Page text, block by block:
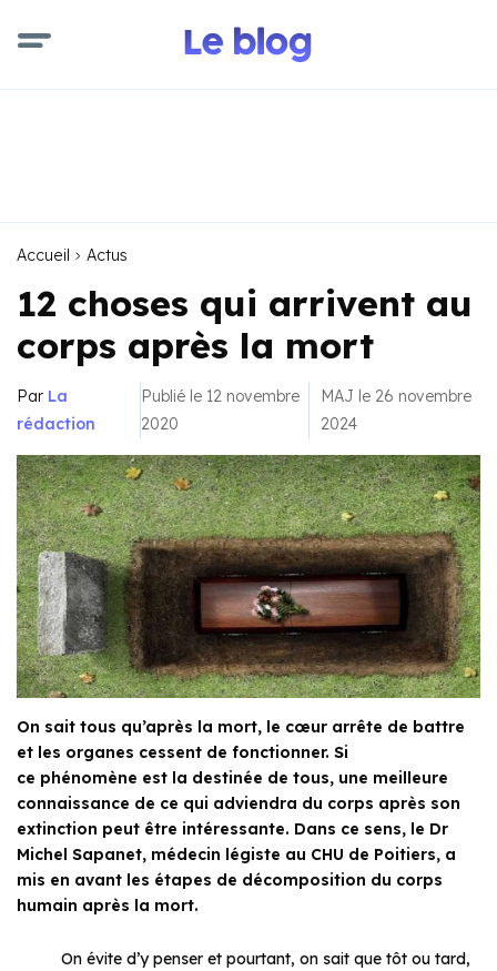
Accueil Actus
12 choses qui arrivent au
corps après la mort
Par La
rédaction
Publié le 12 novembre
2020
MAJ le 26 novembre
2024
On sait tous qu’après la mort, le cœur arrête de battre
et les organes cessent de fonctionner. Si
ce phénomène est la destinée de tous, une meilleure
connaissance de ce qui adviendra du corps après son
extinction peut être intéressante. Dans ce sens, le Dr
Michel Sapanet, médecin légiste au CHU de Poitiers, a
mis en avant les étapes de décomposition du corps
humain après la mort.
On évite d’y penser et pourtant, on sait que tôt ou tard,